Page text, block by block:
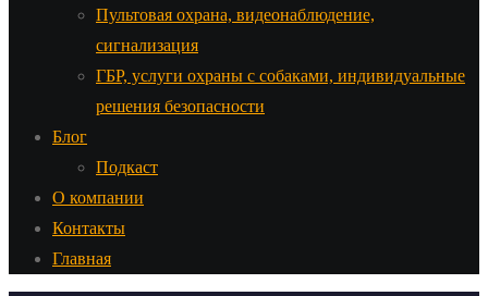
Пультовая охрана, видеонаблюдение,
сигнализация
ГБР, услуги охраны с собаками, индивидуальные
решения безопасности
Блог
Подкаст
О компании
Контакты
Главная